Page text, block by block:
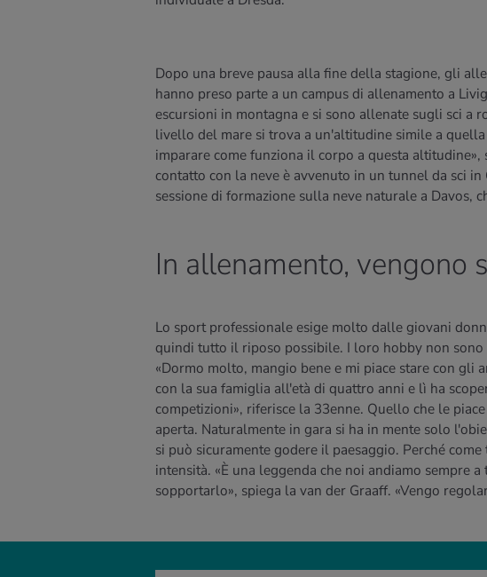
Dopo una breve pausa alla fine della stagione, gli
hanno preso parte a un campus di allenamento a
escursioni in montagna e si sono allenate sugli sci a
livello del mare si trova a un'altitudine simile a
imparare come funziona il corpo a questa
contatto con la neve è avvenuto in un tunnel da sci
sessione di formazione sulla neve naturale a Davos,
In allenamento, vengono
Lo sport professionale esige molto dalle giovani
quindi tutto il riposo possibile. I loro hobby non
«Dormo molto, mangio bene e mi piace stare con gli
con la sua famiglia all'età di quattro anni e lì ha
competizioni», riferisce la 33enne. Quello che le
aperta. Naturalmente in gara si ha in mente solo
si può sicuramente godere il paesaggio. Perché
intensità. «È una leggenda che noi andiamo sempre
sopportarlo», spiega la van der Graaff. «Vengo